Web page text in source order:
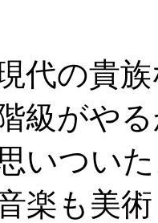
代の貴族
級がや
いつい
楽も美